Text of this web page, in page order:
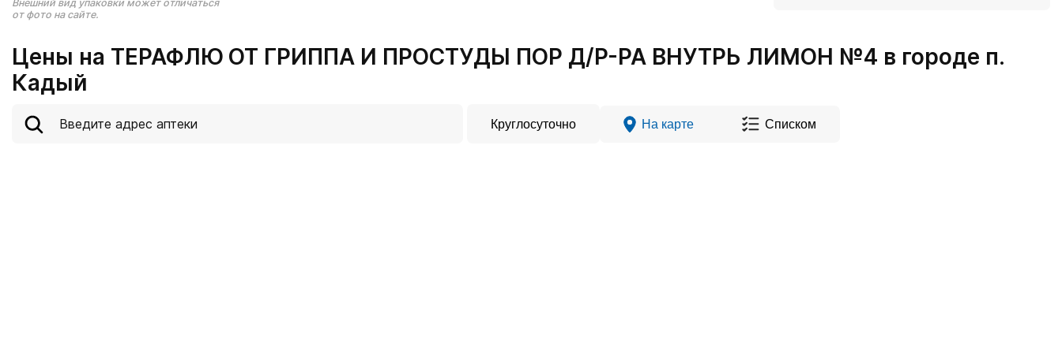
Внешний вид упаковки может отличаться
от фото на сайте.
Цены на ТЕРАФЛЮ ОТ ГРИППА И ПРОСТУДЫ ПОР Д/Р-РА ВНУТРЬ ЛИМОН №4 в городе п.
Кадый
Круглосуточно На карте Списком